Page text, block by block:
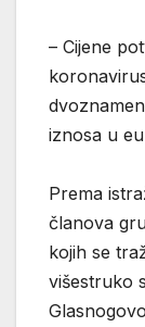
– Cijene
iznosa u
Prema
članova
kojih se
višestruko